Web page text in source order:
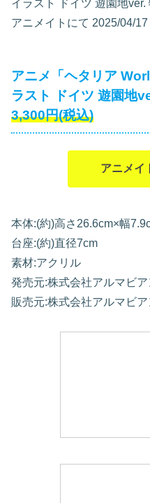
イラスト ドイツ 遊園地
アニメイトにて 2025/04/17
アニメ「ヘタリア
ラスト ドイツ 遊園地
3,300円(税込)
アニメイ
本体:(約)高さ26.6cm×幅
台座:(約)直径7cm
素材:アクリル
発売元:株式会社アルマビア
販売元:株式会社アルマビア